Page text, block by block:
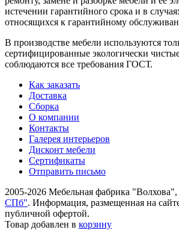
истечении гарантийного срока и в
относящихся к гарантийному
В производстве мебели используются
сертифицированные экологически
соблюдаются все требования ГОСТ.
Как заказать
Доставка
Сборка
О компании
Контакты
Галерея интерьеров
Дисконт мебели
Сертификаты
Отправить письмо
2005-2026 Мебельная фабрика "Волхова",
СПб". Информация, размещенная на
публичной офертой.
Товар добавлен в корзину